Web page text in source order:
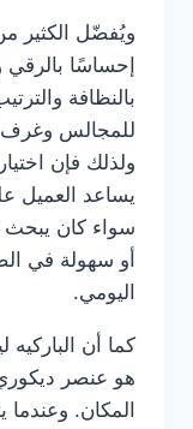
ويُفضّل الكثير
إحساسًا بالرقي
بالنظافة
للمجالس وغرف
ولذلك فإن اختيار
يساعد العميل
سواء كان يبحث
أو سهولة في
اليومي.
كما أن
هو عنصر
المكان. وعندما